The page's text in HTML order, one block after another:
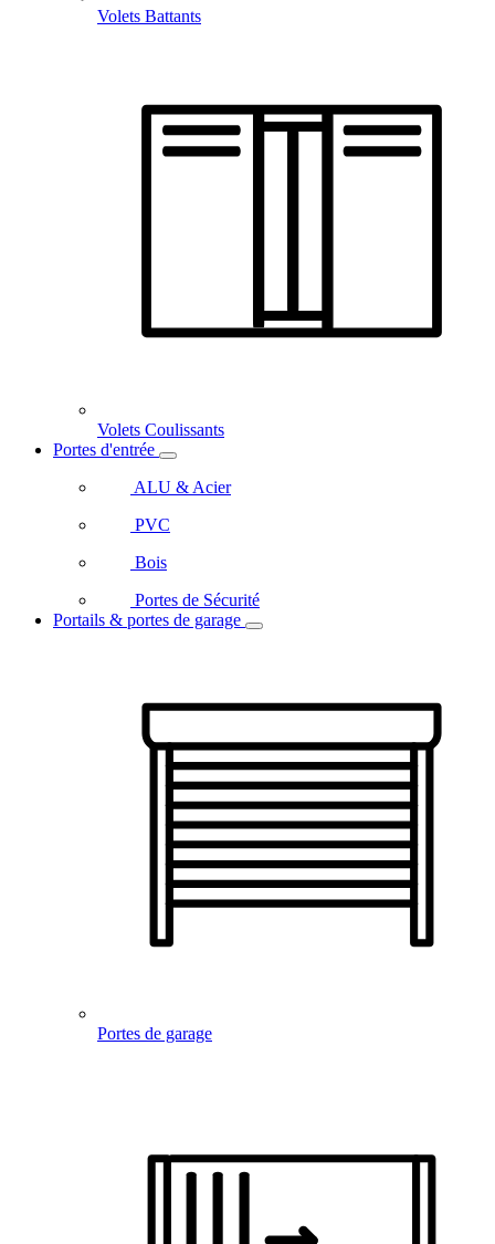
Volets Battants
Volets Coulissants
Portes d'entrée
ALU & Acier
PVC
Bois
Portes de Sécurité
Portails & portes de garage
Portes de garage